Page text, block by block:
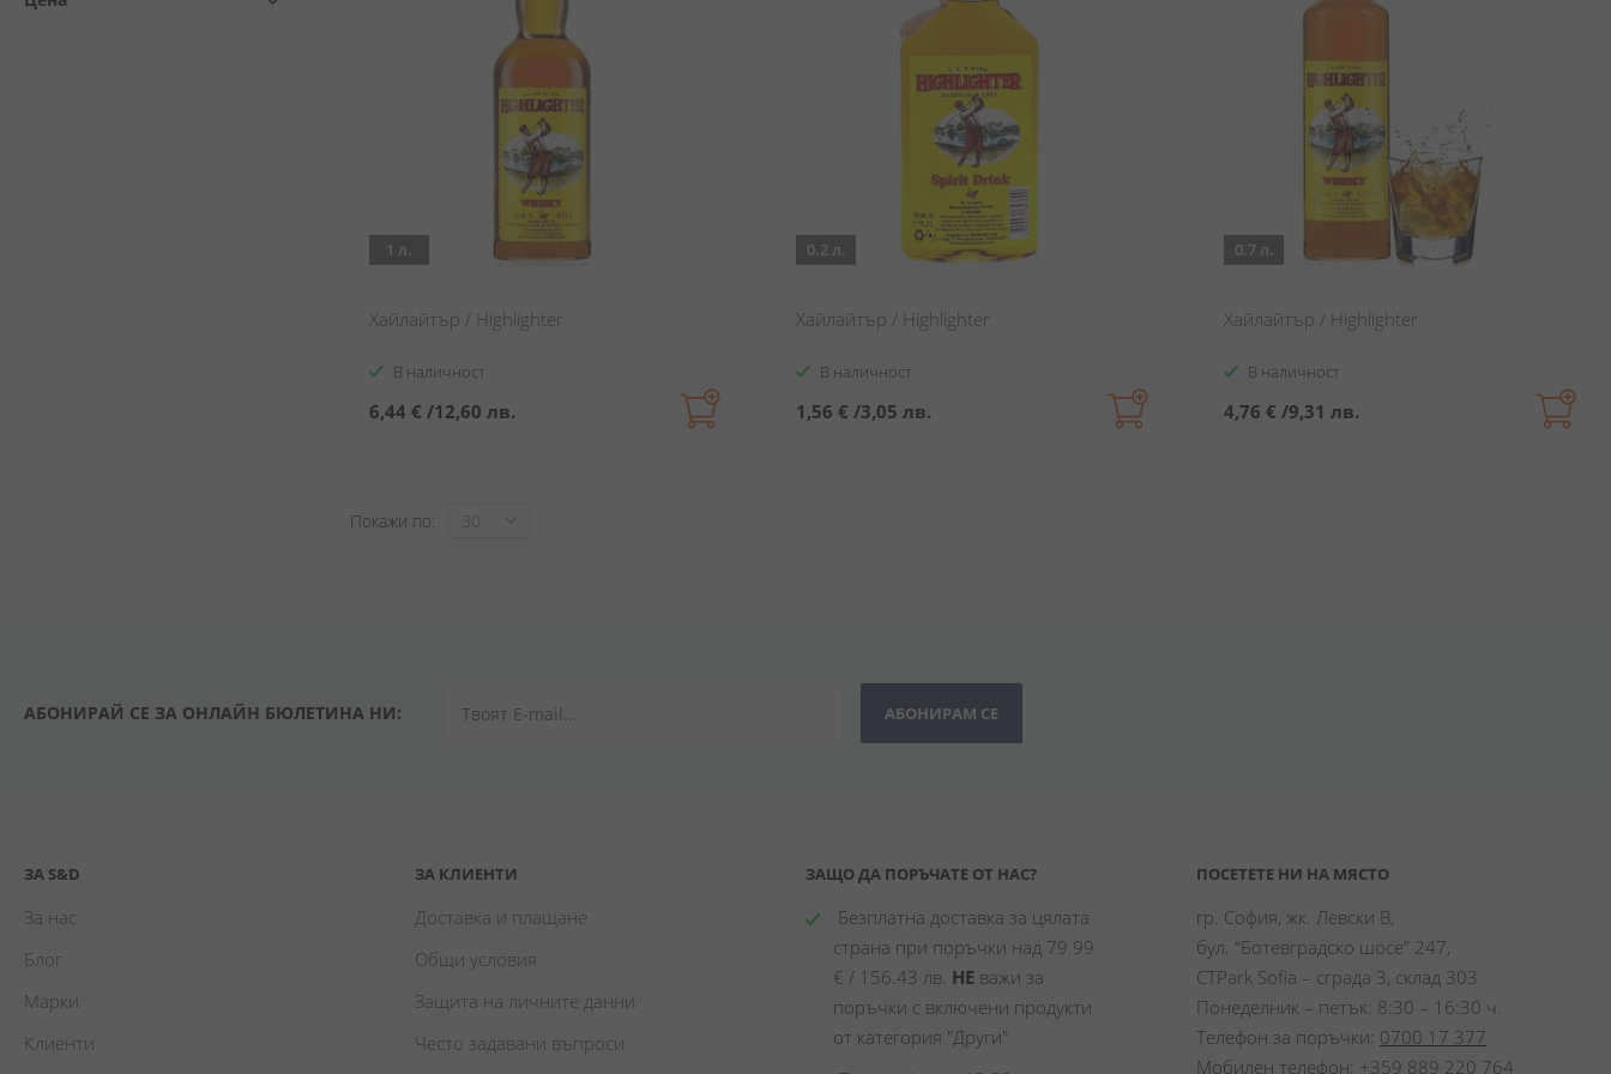
1 л.
Хайлайтър / Highlighter
В наличност
6,44 € /12,60 лв.
0.2 л.
Хайлайтър / Highlighter
В наличност
1,56 € /3,05 лв.
0.7 л.
Хайлайтър / Highlighter
В наличност
4,76 € /9,31 лв.
Покажи по
АБОНИРАЙ СЕ ЗА ОНЛАЙН БЮЛЕТИНА НИ: АБОНИРАМ СЕ
ЗА S&D
За нас
Блог
Марки
Клиенти
ЗА КЛИЕНТИ
Доставка и плащане
Общи условия
Защита на личните данни
Често задавани въпроси
ЗАЩО ДА ПОРЪЧАТЕ ОТ НАС?
Безплатна доставка за цялата
страна при поръчки над 79.99
€ / 156.43 лв. НЕ важи за
поръчки с включени продукти
от категория "Други"
ПОСЕТЕТЕ НИ НА МЯСТО
гр. София, жк. Левски В,
бул. “Ботевградско шосе” 247,
CTPark Sofia – сграда 3, склад 303
Понеделник – петък: 8:30 – 16:30 ч.
Телефон за поръчки: 0700 17 377
Мобилен телефон: +359 889 220 764